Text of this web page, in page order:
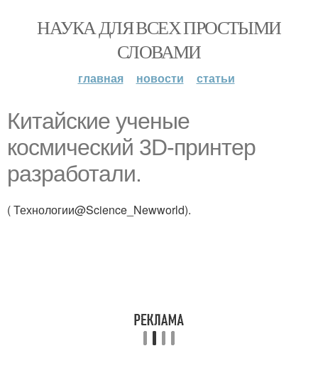
НАУКА ДЛЯ ВСЕХ ПРОСТЫМИ
СЛОВАМИ
главная новости статьи
Китайские ученые
космический 3D-принтер
разработали.
( Технологии@Science_Newworld).